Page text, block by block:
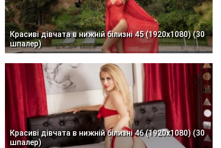
Красиві дівчата в нижній білизні 45 (1920x1080) (30
шпалер)
Красиві дівчата в нижній білизні 46 (1920x1080) (30
шпалер)